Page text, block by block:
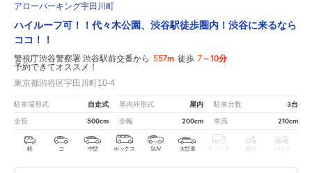
アローパーキング宇田川町
ハイルーフ可！！代々木公園、渋谷駅徒歩圏内！渋谷に来るなら
ココ！！
警視庁渋谷警察署 渋谷駅前交番から 557m 徒歩 7～10分
予約できてオススメ！
東京都渋谷区宇田川町10-4
駐車場形式 自走式 屋内外形式 屋内 駐車台数 3台
全長 500cm 全幅 200cm 車高 210cm
軽 コ 中型 ボックス SUV 大型車 トラック 原付 バイク